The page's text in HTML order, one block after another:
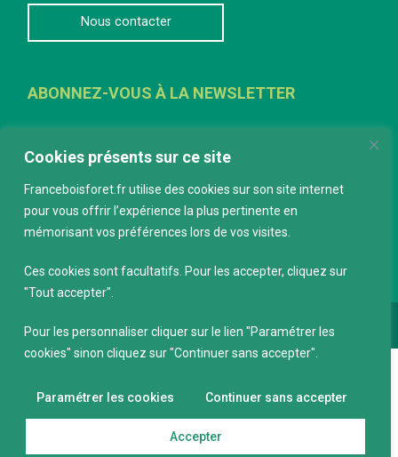
Cookies présents sur ce site
Franceboisforet.fr utilise des cookies sur son site internet
pour vous offrir l’expérience la plus pertinente en
mémorisant vos préférences lors de vos visites.
Ces cookies sont facultatifs. Pour les accepter, cliquez sur
"Tout accepter".
Pour les personnaliser cliquer sur le lien "Paramétrer les
cookies" sinon cliquez sur "Continuer sans accepter".
Paramétrer les cookies Continuer sans accepter
Accepter
Nous contacter
ABONNEZ-VOUS À LA NEWSLETTER
Conception : keepdesign.fr